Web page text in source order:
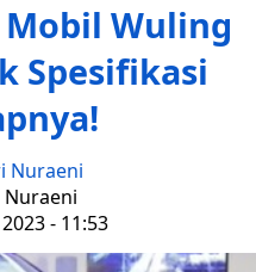
Wuling
Spesifikasi
Nuraeni
- 11:53